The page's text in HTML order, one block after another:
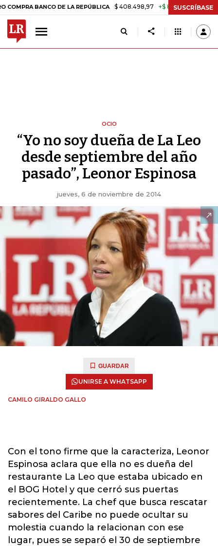
BANCO DE LA REPÚBLICA $ 408.498,97 +$ 8.753,81 +2,19% TASA
SUSCRÍBASE
OCIO
“Yo no soy dueña de La Leo
desde septiembre del año
pasado”, Leonor Espinosa
jueves, 6 de noviembre de 2014
GUARDAR
UNIRSE A WHATSAPP
CAMILO GIRALDO GALLO
Con el tono firme que la caracteriza, Leonor
Espinosa aclara que ella no es dueña del
restaurante La Leo que estaba ubicado en
el BOG Hotel y que cerró sus puertas
recientemente. La chef que busca rescatar
sabores del Caribe no puede ocultar su
molestia cuando la relacionan con ese
lugar, pues se separó el 30 de septiembre